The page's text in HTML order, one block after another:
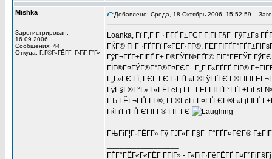
Mishka
Зарегистрирован:
16.09.2006
Сообщения: 44
Откуда: Г„Г®Г«ГЁГ­Г Г‹ГіГ Г°Г»
Добавлено: Среда, 18 Октябрь 2006, 15:52:59
Loanka, Гї Г‚Г Г¬ Г­ГҐ Г±ГЄГ Г¦Гі Г§Г ГўГ±Гѕ
ГЌГ® Гі Г¬ГҐГ­Гї Г«ГЁГ·Г­Г®,
ГўГ¬ГҐГ±ГІГҐ Г± Г®ГЎГ№ГҐГ© ГЇГ°ГЁГЎГ
ГЇГ®Г¤ГЎГ®Г°Г®Г¤ГЄГ . Г„Г Г«ГҐГҐ ГЇГ®
Г„Г»ГЄ Гї, ГЄГ ГЄ Г·ГҐГ«Г®ГўГҐГЄ
ГўГ§Г®Г°Г» Г«ГЁГёГј Г­Г
ГЂ ГЁГ¬ГҐГ­Г­Г®, Г­Г®ГёГі Г¤ГҐГЄГ®Г«ГјГІГҐ
ГќГґГґГҐГЄГІГ­Г® ГІГ ГЄ
ГЊГіГ¦Г·ГЁГ­Г» Гў ГЈГ«Г Г§Г Г°ГҐГ¤ГЄГ®
ГЃГ°ГЁГ«Г«ГЁГ Г­ГІГ» - Г«ГіГ·ГёГЁГҐ